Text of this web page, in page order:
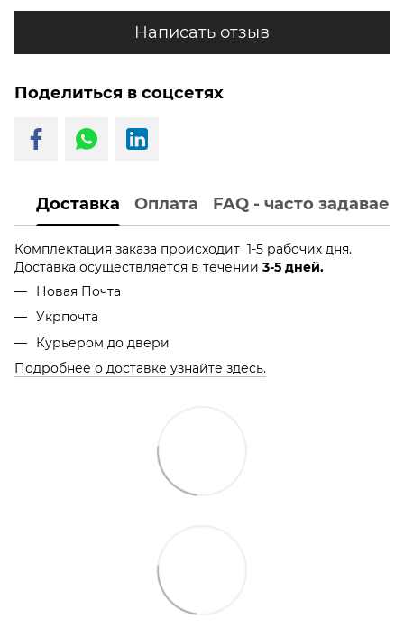
Написать отзыв
Поделиться в соцсетях
Доставка Оплата FAQ - часто
Комплектация заказа происходит 1-5 рабочих дня.
Доставка осуществляется в течении 3-5 дней.
Новая Почта
Укрпочта
Курьером до двери
Подробнее о доставке узнайте здесь.